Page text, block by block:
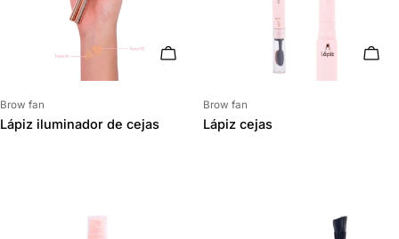
ELIGE OPCIONES
Proveedor:
Brow fan
Lápiz iluminador de cejas
Proveedor:
Brow fan
Lápiz cejas